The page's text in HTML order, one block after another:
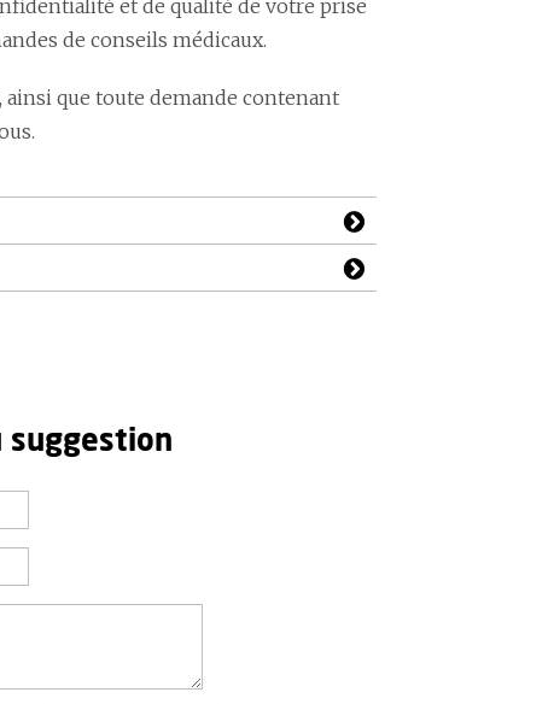
et de qualité de votre prise
de conseils médicaux.
ainsi que toute demande contenant
suggestion